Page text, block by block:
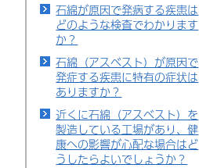
石綿が原因で発病する疾患は
どのような検査でわかります
か？
石綿（アスベスト）が原因で
発症する疾患に特有の症状は
ありますか？
近くに石綿（アスベスト）を
製造している工場があり、健
康への影響が心配な場合はど
うしたらよいでしょうか？